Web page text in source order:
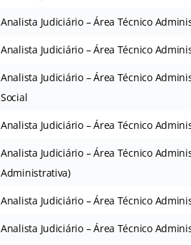
Analista Judiciário – Área Técnico
Analista Judiciário – Área Técnico
Analista Judiciário – Área Técnico
Social
Analista Judiciário – Área Técnico
Analista Judiciário – Área Técnico
Administrativa)
Analista Judiciário – Área Técnico
Analista Judiciário – Área Técnico